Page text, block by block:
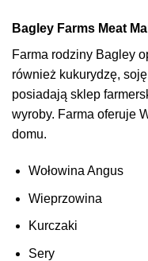
Bagley Farms Meat
Farma rodziny Bagley
również kukurydzę,
posiadają sklep
wyroby. Farma oferuje
domu.
Wołowina Angus
Wieprzowina
Kurczaki
Sery